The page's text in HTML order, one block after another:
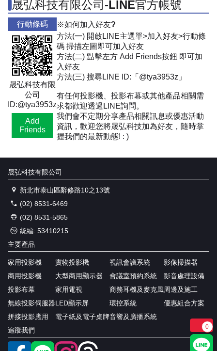
晟弘科技有限公司-LINE官方帳號
行動條碼
晟弘科技有限
公司
ID:@tya3953z
Add
Friends
※如何加入好友?
方法(一) 開啟LINE主選單>加入好友>行動條
碼 掃描左圖即可加入好友
方法(二) 點擊左方 Add Friends按鈕 即可加
入好友
方法(三) 搜尋LINE ID:「@tya3953z」
有任何投影機、投影布幕或其他產品相關需
求都歡迎透過LINE詢問。
我們會不定期分享產品相關訊息或優惠活動
資訊，歡迎您將晟弘科技加為好友，隨時掌
握我們的最新動態! : )
晟弘科技有限公司
新北市泰山區辭修路10之13號
(02) 8531-6469
(02) 8531-5865
統編: 53410215
主要產品
家用投影機
商用投影機
投影布幕
無線投影伺服器
拼接投影應用
實物投影機
大型商用顯示器
家用電視
LED顯示屏
電子紙及電子桌牌
視訊會議系統
會議室預約系統
商務耳機及麥克風
環控系統
音響及廣播系統
影像掃描器
影音處理設備
周邊及施工
優惠組合方案
追蹤我們 0